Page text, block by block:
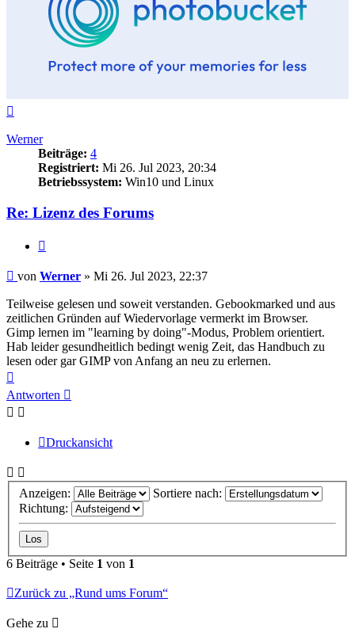
Werner
Beiträge: 4
Registriert: Mi 26. Jul 2023, 20:34
Betriebssystem: Win10 und Linux
Re: Lizenz des Forums
Beitrag
von Werner » Mi 26. Jul 2023, 22:37
Teilweise gelesen und soweit verstanden. Gebookmarked und aus
zeitlichen Gründen auf Wiedervorlage vermerkt im Browser.
Gimp lernen im "learning by doing"-Modus, Problem orientiert.
Hab leider gesundheitlich bedingt wenig Zeit, das Handbuch zu
lesen oder gar GIMP von Anfang an neu zu erlernen.
oben
Antworten
Druckansicht
Anzeigen:
Sortiere nach:
Richtung:
6 Beiträge • Seite 1 von 1
Zurück zu „Rund ums Forum“
Gehe zu